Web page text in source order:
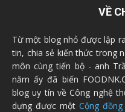
VỀ
Từ một blog nhỏ được lập
tin, chia sẻ kiến thức trong
môn cùng tiến bộ - anh
năm ấy đã biến
blog uy tín về Công nghệ
dựng được một Cộng